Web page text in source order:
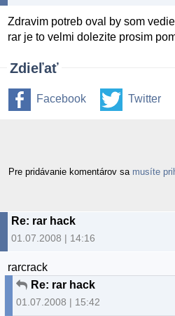
Zdravim potreb oval by som
rar je to velmi dolezite prosim
Zdieľať
Facebook Twitter
Pre pridávanie komentárov sa musíte
Re: rar hack
01.07.2008 | 14:16
rarcrack
Re: rar hack
01.07.2008 | 15:42